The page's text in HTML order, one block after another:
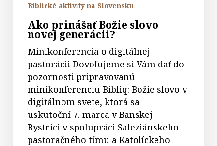
Biblické aktivity na Slovensku
Ako prinášať Božie slovo
novej generácii?
Minikonferencia o digitálnej
pastorácii Dovoľujeme si Vám dať do
pozornosti pripravovanú
minikonferenciu Bibliq: Božie slovo v
digitálnom svete, ktorá sa
uskutoční 7. marca v Banskej
Bystrici v spolupráci Saleziánskeho
pastoračného tímu a Katolíckeho